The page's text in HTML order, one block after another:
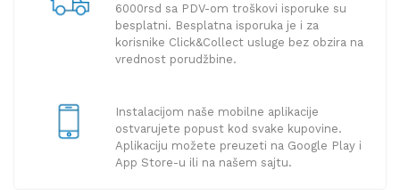
6000rsd sa PDV-om troškovi isporuke su
besplatni. Besplatna isporuka je i za
korisnike Click&Collect usluge bez obzira na
vrednost porudžbine.
Instalacijom naše mobilne aplikacije
ostvarujete popust kod svake kupovine.
Aplikaciju možete preuzeti na Google Play i
App Store-u ili na našem sajtu.